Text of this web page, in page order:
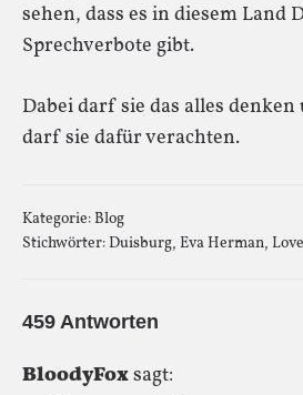
sehen, dass es in diesem Land
Sprechverbote gibt.
Dabei darf sie das alles denken
darf sie dafür verachten.
Kategorie:Blog
Stichwörter:Duisburg, Eva Herman,
459 Antworten
BloodyFoxsagt: